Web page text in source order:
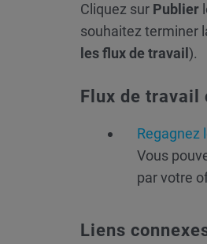
Cliquez sur Publier
souhaitez terminer
les flux de travail ).
Flux de travail
Regagnez
Vous
par votre
Liens